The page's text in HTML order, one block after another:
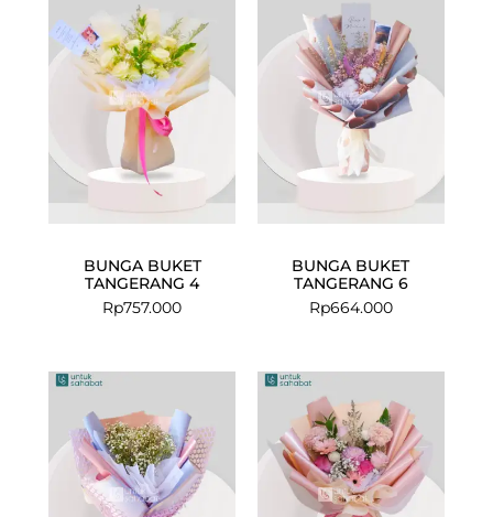
BUNGA BUKET
TANGERANG 4
Rp757.000
BUNGA BUKET
TANGERANG 6
Rp664.000